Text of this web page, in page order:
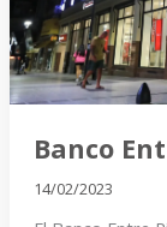
Banco
14/02/2023